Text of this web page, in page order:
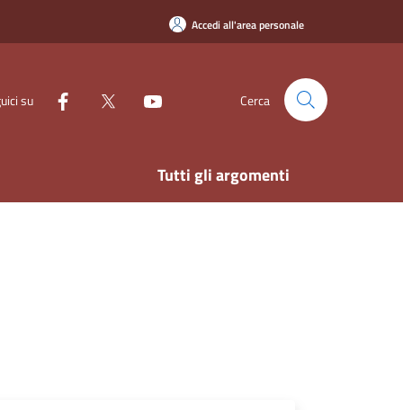
Accedi all'area personale
su Cerca
Tutti gli argomenti